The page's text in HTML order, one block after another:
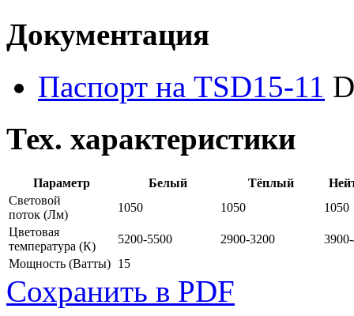
Документация
Паспорт на TSD15-11
Тех. характеристики
Параметр Белый Тёплый
Световой
поток (Лм)
1050 1050
1050
Цветовая
температура (К)
5200-5500 2900-3200
Мощность (Ватты) 15
Сохранить в PDF